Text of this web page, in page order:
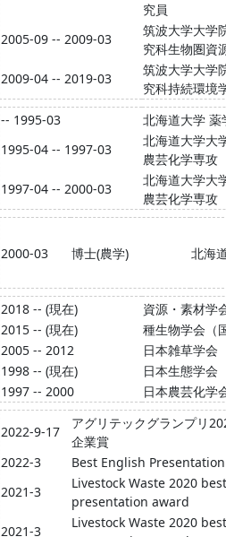
究員
2005-09 -- 2009-03
筑波大学大学
究科生物圏資
2009-04 -- 2019-03
筑波大学大学
究科持続環境
-- 1995-03
北海道大学 薬
1995-04 -- 1997-03
北海道大学大
農芸化学専攻
1997-04 -- 2000-03
北海道大学大
農芸化学専攻
2000-03
博士(農学) 北海
2018 -- (現在)
資源・素材学
2015 -- (現在)
種生物学会（
2005 -- 2012
日本雑草学会
1998 -- (現在)
日本生態学会
1997 -- 2000
日本農芸化学
2022-9-17
アグリテックグランプリ
企業賞
2022-3
Best English
2021-3
Livestock Waste 2020
presentation award
2021-3
Livestock Waste 2020